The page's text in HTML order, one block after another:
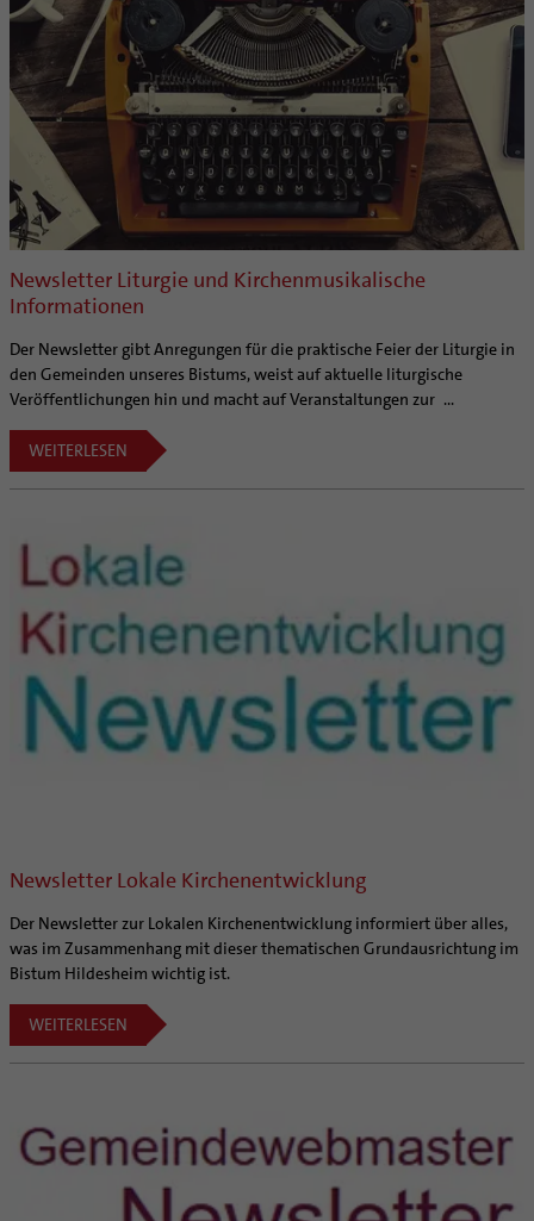
Notfall
Polizei- und Feuerwehr
Schule
Gefängnisseelsorge
Segensorte
Aufbrüche in der Kirche
Ehrenamtliche
KirchenZeitung online
Verwaltungsbeauftragte / Verwaltungsleitungen in
Pfarrgemeinden
Materialien
Aktuelles
Altersvorsorge und Ruhestand
Arbeitshilfen
Bistumsatlas
Beruf und Familie
KODA
Mitarbeitervertretung
Institutionelles Schutzkonzept
Kirchliches Arbeitsrecht
Schematismus
Newsletter Liturgie und Kirchenmusikalische
Informationen
Der Newsletter gibt Anregungen für die praktische Feier der Liturgie in
den Gemeinden unseres Bistums, weist auf aktuelle liturgische
Veröffentlichungen hin und macht auf Veranstaltungen zur ...
WEITERLESEN
Newsletter Lokale Kirchenentwicklung
Der Newsletter zur Lokalen Kirchenentwicklung informiert über alles,
was im Zusammenhang mit dieser thematischen Grundausrichtung im
Bistum Hildesheim wichtig ist.
WEITERLESEN